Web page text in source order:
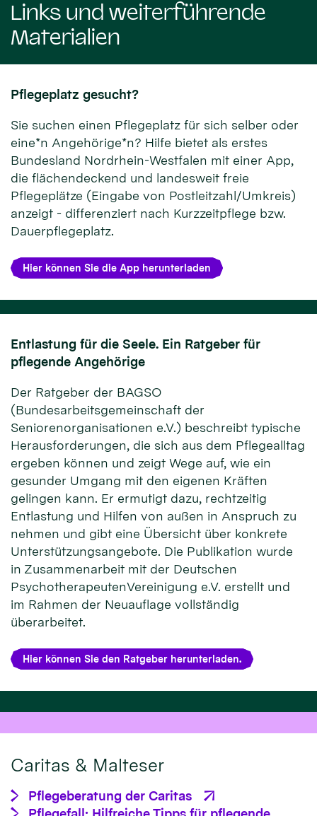
Links und weiterführende
Materialien
Pflegeplatz gesucht?
Sie suchen einen Pflegeplatz für sich selber oder
eine*n Angehörige*n? Hilfe bietet als erstes
Bundesland Nordrhein-Westfalen mit einer App,
die flächendeckend und landesweit freie
Pflegeplätze (Eingabe von Postleitzahl/Umkreis)
anzeigt - differenziert nach Kurzzeitpflege bzw.
Dauerpflegeplatz.
Hier können Sie die App herunterladen
Entlastung für die Seele. Ein Ratgeber für
pflegende Angehörige
Der Ratgeber der BAGSO
(Bundesarbeitsgemeinschaft der
Seniorenorganisationen e.V.) beschreibt typische
Herausforderungen, die sich aus dem Pflegealltag
ergeben können und zeigt Wege auf, wie ein
gesunder Umgang mit den eigenen Kräften
gelingen kann. Er ermutigt dazu, rechtzeitig
Entlastung und Hilfen von außen in Anspruch zu
nehmen und gibt eine Übersicht über konkrete
Unterstützungsangebote. Die Publikation wurde
in Zusammenarbeit mit der Deutschen
PsychotherapeutenVereinigung e.V. erstellt und
im Rahmen der Neuauflage vollständig
überarbeitet.
Hier können Sie den Ratgeber herunterladen.
Caritas & Malteser
Pflegeberatung der Caritas